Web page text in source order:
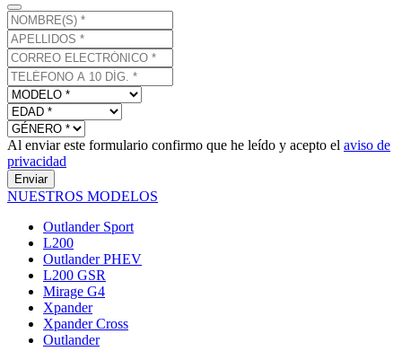
Al enviar este formulario confirmo que he leído y acepto el aviso de
privacidad
Enviar
NUESTROS MODELOS
Outlander Sport
L200
Outlander PHEV
L200 GSR
Mirage G4
Xpander
Xpander Cross
Outlander